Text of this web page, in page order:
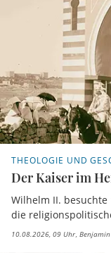
THEOLOGIE UND
Der Kaiser im
Wilhelm II. besuchte
die
10.08.2026, 09 Uhr